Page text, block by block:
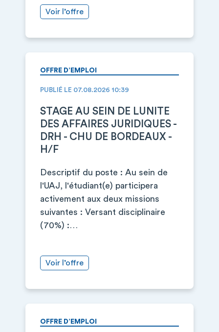
Voir l’offre
OFFRE D’EMPLOI
PUBLIÉ LE 07.08.2026 10:39
STAGE AU SEIN DE LUNITE
DES AFFAIRES JURIDIQUES -
DRH - CHU DE BORDEAUX -
H/F
Descriptif du poste : Au sein de
l'UAJ, l'étudiant(e) participera
activement aux deux missions
suivantes : Versant disciplinaire
(70%) :…
Voir l’offre
OFFRE D’EMPLOI